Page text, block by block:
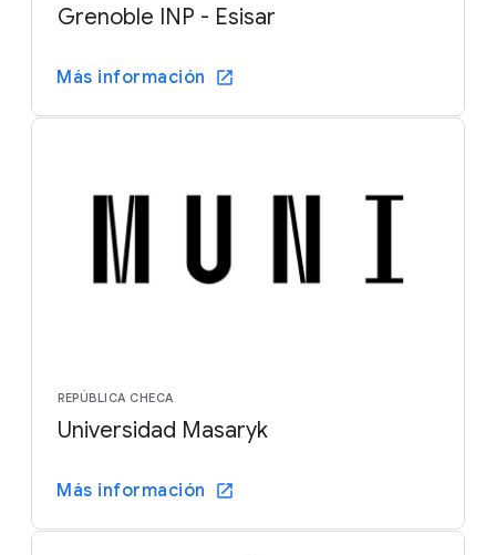
Grenoble INP - Esisar
Más información
REPÚBLICA CHECA
Universidad Masaryk
Más información